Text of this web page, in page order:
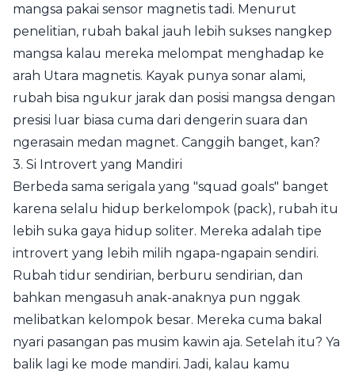
mangsa pakai sensor magnetis tadi. Menurut
penelitian, rubah bakal jauh lebih sukses nangkep
mangsa kalau mereka melompat menghadap ke
arah Utara magnetis. Kayak punya sonar alami,
rubah bisa ngukur jarak dan posisi mangsa dengan
presisi luar biasa cuma dari dengerin suara dan
ngerasain medan magnet. Canggih banget, kan?
3. Si Introvert yang Mandiri
Berbeda sama serigala yang "squad goals" banget
karena selalu hidup berkelompok (pack), rubah itu
lebih suka gaya hidup soliter. Mereka adalah tipe
introvert yang lebih milih ngapa-ngapain sendiri.
Rubah tidur sendirian, berburu sendirian, dan
bahkan mengasuh anak-anaknya pun nggak
melibatkan kelompok besar. Mereka cuma bakal
nyari pasangan pas musim kawin aja. Setelah itu? Ya
balik lagi ke mode mandiri. Jadi, kalau kamu